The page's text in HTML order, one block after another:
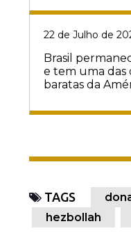
22 de Julho de
Brasil
e tem uma das
baratas da
TAGS
hezbollah